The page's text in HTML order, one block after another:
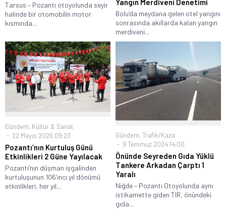
Tarsus – Pozantı otoyolunda seyir
halinde bir otomobilin motor
kısmında...
Bolu’da meydana gelen otel yangını
sonrasında akıllarda kalan yangın
merdiveni...
Gündem, Kültür & Sanat
22 Mayıs 2026 09:23
Pozantı’nın Kurtuluş Günü
Etkinlikleri 2 Güne Yayılacak
Pozantı’nın düşman işgalinden
kurtuluşunun 106’ıncı yıl dönümü
etkinlikleri, her yıl...
Gündem, Trafik/Kaza
9 Temmuz 2024 14:00
Önünde Seyreden Gıda Yüklü
Tankere Arkadan Çarptı 1
Yaralı
Niğde – Pozantı Otoyolunda aynı
istikamette giden TIR, önündeki
gıda...